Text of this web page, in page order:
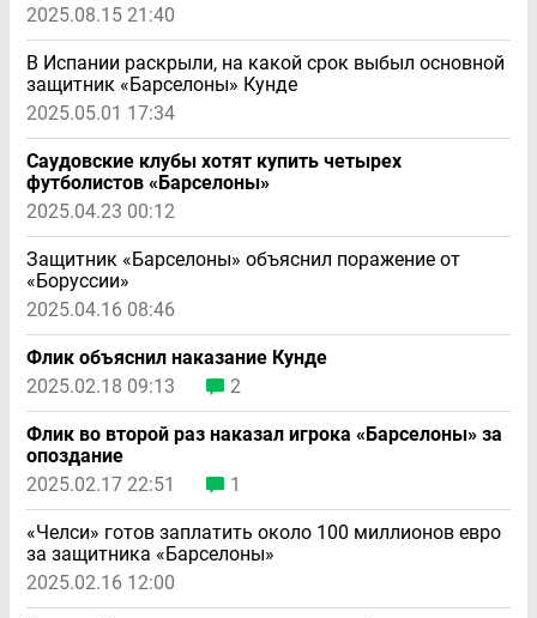
2025.08.15 21:40
В Испании раскрыли, на какой срок выбыл основной
защитник «Барселоны» Кунде
2025.05.01 17:34
Саудовские клубы хотят купить четырех
футболистов «Барселоны»
2025.04.23 00:12
Защитник «Барселоны» объяснил поражение от
«Боруссии»
2025.04.16 08:46
Флик объяснил наказание Кунде
2025.02.18 09:13
2
Флик во второй раз наказал игрока «Барселоны» за
опоздание
2025.02.17 22:51
1
«Челси» готов заплатить около 100 миллионов евро
за защитника «Барселоны»
2025.02.16 12:00